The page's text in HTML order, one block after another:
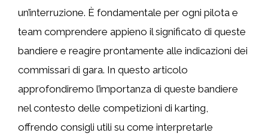
un’interruzione. È fondamentale per ogni pilota e
team comprendere appieno il significato di queste
bandiere e reagire prontamente alle indicazioni dei
commissari di gara. In questo articolo
approfondiremo l’importanza di queste bandiere
nel contesto delle competizioni di karting,
offrendo consigli utili su come interpretarle